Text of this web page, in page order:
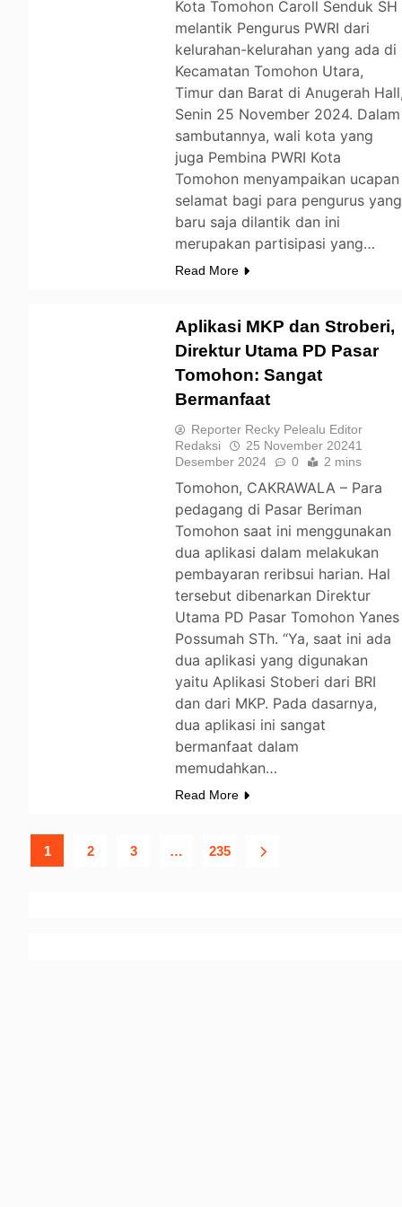
Kota Tomohon Caroll Senduk SH
melantik Pengurus PWRI dari
kelurahan-kelurahan yang ada di
Kecamatan Tomohon Utara,
Timur dan Barat di Anugerah
Senin 25 November 2024. Dalam
sambutannya, wali kota yang
juga Pembina PWRI Kota
Tomohon menyampaikan ucapan
selamat bagi para pengurus yang
baru saja dilantik dan ini
merupakan partisipasi yang…
Read More
Aplikasi MKP dan Stroberi,
Direktur Utama PD Pasar
Tomohon: Sangat
Bermanfaat
Reporter Recky Pelealu Editor
Redaksi
25 November 20241
Desember 2024
0 2 mins
Tomohon, CAKRAWALA – Para
pedagang di Pasar Beriman
Tomohon saat ini menggunakan
dua aplikasi dalam melakukan
pembayaran reribsui harian. Hal
tersebut dibenarkan Direktur
Utama PD Pasar Tomohon Yanes
Possumah STh. “Ya, saat ini ada
dua aplikasi yang digunakan
yaitu Aplikasi Stoberi dari BRI
dan dari MKP. Pada dasarnya,
dua aplikasi ini sangat
bermanfaat dalam
memudahkan…
Read More
1 2 3 … 235